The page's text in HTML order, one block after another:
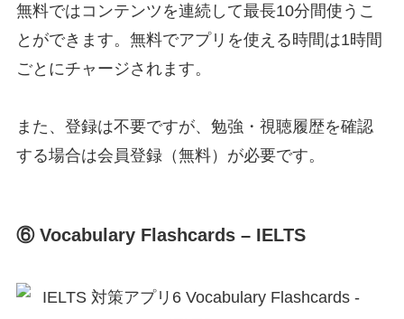
無料ではコンテンツを連続して最長10分間使うこ
とができます。無料でアプリを使える時間は1時間
ごとにチャージされます。
また、登録は不要ですが、勉強・視聴履歴を確認
する場合は会員登録（無料）が必要です。
⑥ Vocabulary Flashcards – IELT‪S